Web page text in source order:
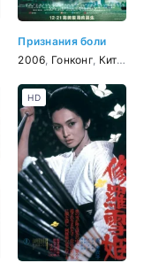
Признания боли
2006 Гонконг, Китай
HD